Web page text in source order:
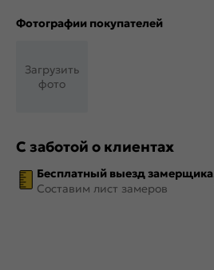
Фотографии покупателей
Загрузить
фото
С заботой о клиентах
Бесплатный выезд замерщика
Составим лист замеров